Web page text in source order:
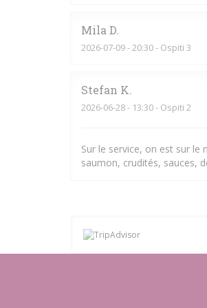
Mila D
2026-07-09- 20:30 - Ospiti 3
Stefan K
2026-06-28- 13:30 - Ospiti 2
Sur le service, on est sur le
saumon, crudités, sauces,